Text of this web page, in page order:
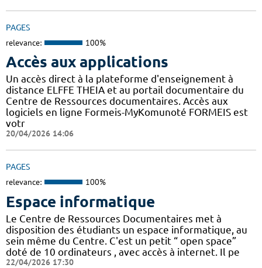
PAGES
relevance: 100%
Accès aux applications
Un accès direct à la plateforme d'enseignement à
distance ELFFE THEIA et au portail documentaire du
Centre de Ressources documentaires. Accès aux
logiciels en ligne Formeis-MyKomunoté FORMEIS est
votr
20/04/2026 14:06
PAGES
relevance: 100%
Espace informatique
Le Centre de Ressources Documentaires met à
disposition des étudiants un espace informatique, au
sein même du Centre. C'est un petit “ open space”
doté de 10 ordinateurs , avec accès à internet. Il pe
22/04/2026 17:30